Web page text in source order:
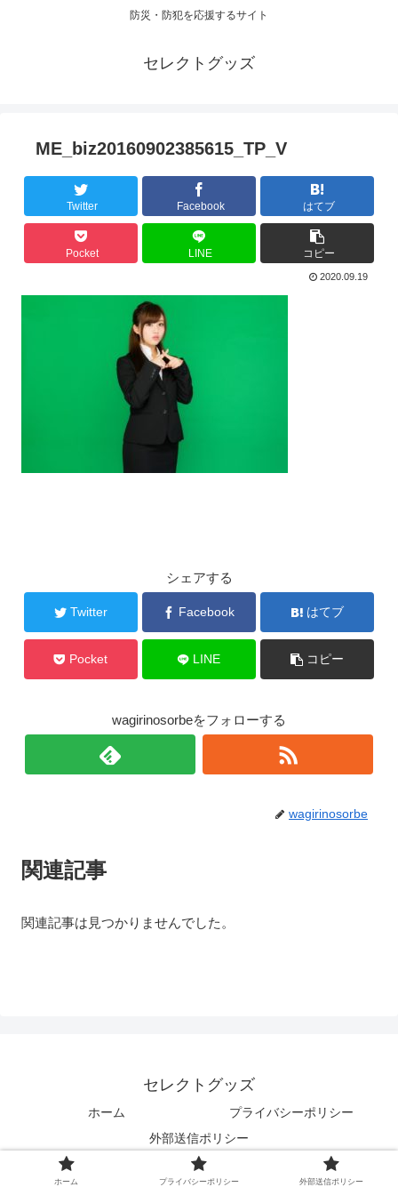
防災・防犯を応援するサイト
セレクトグッズ
ME_biz20160902385615_TP_V
Twitter Facebook はてブ
Pocket LINE コピー
2020.09.19
シェアする
Twitter Facebook はてブ
Pocket LINE コピー
wagirinosorbeをフォローする
wagirinosorbe
関連記事
関連記事は見つかりませんでした。
セレクトグッズ
ホーム
プライバシーポリシー
外部送信ポリシー
© 2020 セレクトグッズ.
ホーム プライバシーポリシー 外部送信ポリシー